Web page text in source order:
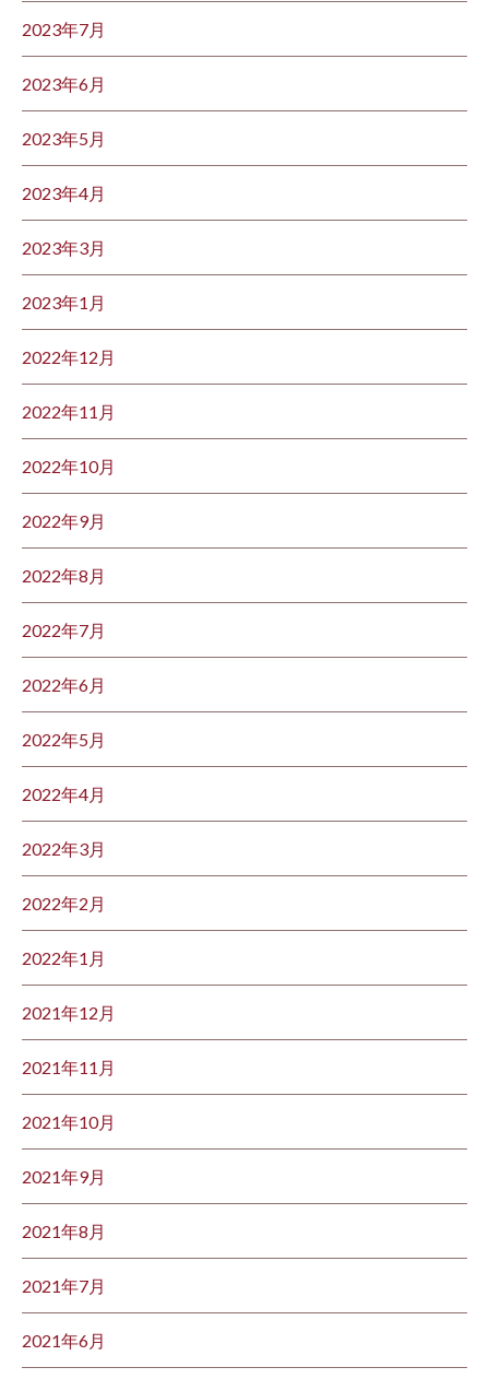
2023年7月
2023年6月
2023年5月
2023年4月
2023年3月
2023年1月
2022年12月
2022年11月
2022年10月
2022年9月
2022年8月
2022年7月
2022年6月
2022年5月
2022年4月
2022年3月
2022年2月
2022年1月
2021年12月
2021年11月
2021年10月
2021年9月
2021年8月
2021年7月
2021年6月